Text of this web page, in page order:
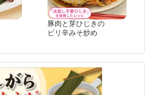
豚肉と芽ひじきの
ピリ辛みそ炒め